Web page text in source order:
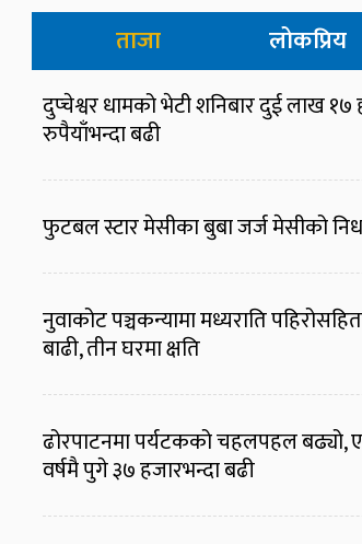
ताजा लोकप्रिय
दुप्चेश्वर धामको भेटी शनिबार दुई लाख १७
रुपैयाँभन्दा बढी
फुटबल स्टार मेसीका बुबा जर्ज मेसीको
नुवाकोट पञ्चकन्यामा मध्यराति
बाढी, तीन घरमा क्षति
ढोरपाटनमा पर्यटकको चहलपहल बढ्यो,
वर्षमै पुगे ३७ हजारभन्दा बढी